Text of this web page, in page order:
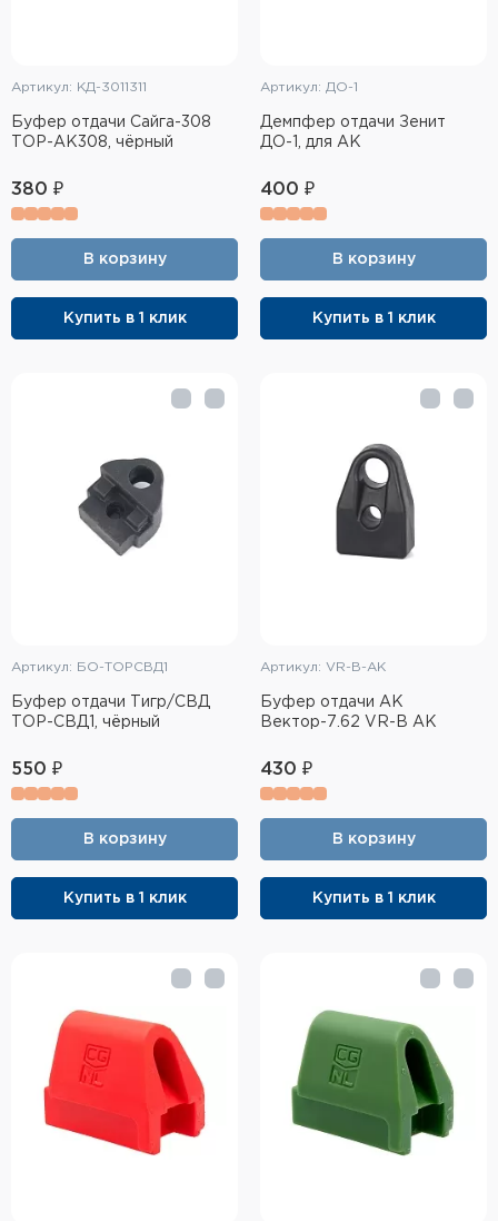
Опоры и станки для оружия
Термосы, термосумки, бутылки
Мишени
Холодная пристрелка оружия
Оружейные шкафы и сейфы
Чехлы и кейсы
Сигнальные средства
Дартс
Артикул: КД-3011311
Буфер отдачи Сайга-308
ТОР-АК308, чёрный
380 ₽
В корзину
Купить в 1 клик
Артикул: ДО-1
Демпфер отдачи Зенит
ДО-1, для АК
400 ₽
В корзину
Купить в 1 клик
Артикул: БО-ТОРСВД1
Буфер отдачи Тигр/СВД
ТОР-СВД1, чёрный
550 ₽
В корзину
Купить в 1 клик
Артикул: VR-B-AK
Буфер отдачи АК
Вектор-7.62 VR-B AK
430 ₽
В корзину
Купить в 1 клик